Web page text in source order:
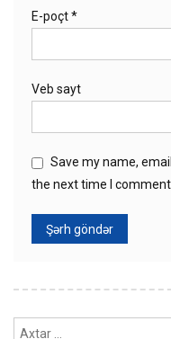
E-poçt*
Veb sayt
Save my name,
the next time I